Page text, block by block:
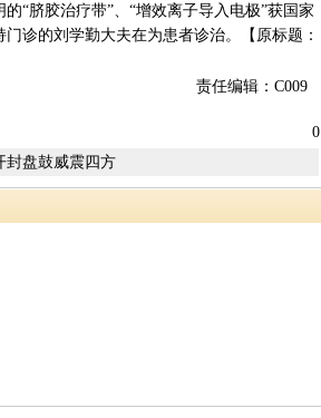
“脐胶治疗带”、“增效离子导入电极”获国家
诊的刘学勤大夫在为患者诊治。【原标题：
责任编辑：C009
0
封盘鼓威震四方